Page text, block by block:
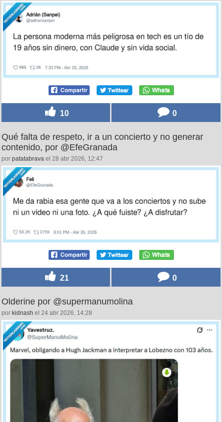
10 0
Qué falta de respeto, ir a un concierto y no generar
contenido, por @EfeGranada
por patatabrava el 28 abr 2026, 12:47
21 0
Olderine por @supermanumolina
por kidnash el 24 abr 2026, 14:28